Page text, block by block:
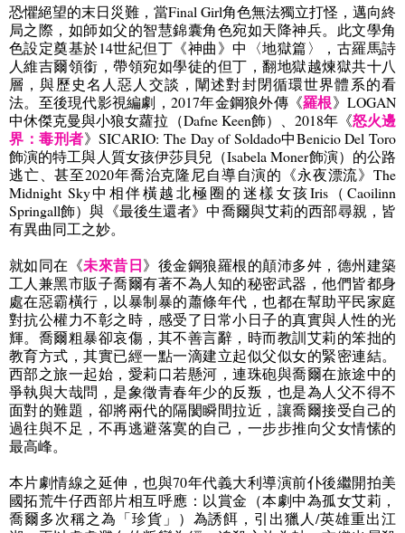
恐懼絕望的末日災難，當Final Girl角色無法獨立打怪，邁向終
局之際，如師如父的智慧錦囊角色宛如天降神兵。此文學角
色設定奠基於14世紀但丁《神曲》中〈地獄篇〉，古羅馬詩
人維吉爾領銜，帶領宛如學徒的但丁，翻地獄越煉獄共十八
層，與歷史名人惡人交談，闡述對封閉循環世界體系的看
法。至後現代影視編劇， 2017年金鋼狼外傳《羅根》LOGAN
中休傑克曼與小狼女蘿拉（Dafne Keen飾）、 2018年《怒火邊
界：毒刑者》SICARIO: The Day of Soldado中Benicio Del Toro
飾演的特工與人質女孩伊莎貝兒（Isabela Moner飾演） 的公路
逃亡、甚至2020年喬治克隆尼自導自演的《永夜漂流》The
Midnight Sky中相伴橫越北極圈的迷樣女孩Iris（Caoilinn
Springall飾）與《最後生還者》中喬爾與艾莉的西部尋親，皆
有異曲同工之妙。
就如同在《未來昔日》後金鋼狼羅根的顛沛多舛，德州建築
工人兼黑市販子喬爾有著不為人知的秘密武器，他們皆都身
處在惡霸橫行，以暴制暴的蕭條年代，也都在幫助平民家庭
對抗公權力不彰之時，感受了日常小日子的真實與人性的光
輝。喬爾粗暴卻哀傷，其不善言辭， 時而教訓艾莉的笨拙的
教育方式，其實已經一點一滴建立起似父似女的緊密連結。
西部之旅一起始，愛莉口若懸河，連珠砲與喬爾在旅途中的
爭執與大哉問，是象徵青春年少的反叛，也是為人父不得不
面對的難題，卻將兩代的隔閡瞬間拉近，讓喬爾接受自己的
過往與不足，不再逃避落寞的自己，一步步推向父女情愫的
最高峰。
本片劇情線之延伸，也與70年代義大利導演前仆後繼開拍美
國拓荒牛仔西部片相互呼應：以賞金（本劇中為孤女艾莉，
喬爾多次稱之為「珍貨」）為誘餌，引出獵人/英雄重出江